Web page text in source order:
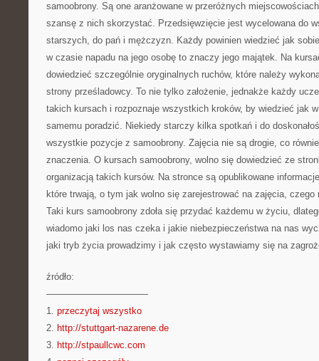
samoobrony. Są one aranżowane w przeróżnych
szansę z nich skorzystać. Przedsięwzięcie jest wycelowana do
starszych, do pań i mężczyzn. Każdy powinien wiedzieć jak
w czasie napadu na jego osobę to znaczy jego majątek. Na
dowiedzieć szczególnie oryginalnych ruchów, które należy
strony prześladowcy. To nie tylko założenie, jednakże każdy
takich kursach i rozpoznaje wszystkich kroków, by wiedzieć jak
samemu poradzić. Niekiedy starczy kilka spotkań i do
wszystkie pozycje z samoobrony. Zajęcia nie są drogie, co
znaczenia. O kursach samoobrony, wolno się dowiedzieć ze
organizacją takich kursów. Na stronce są opublikowane
które trwają, o tym jak wolno się zarejestrować na zajęcia,
Taki kurs samoobrony zdoła się przydać każdemu w życiu,
wiadomo jaki los nas czeka i jakie niebezpieczeństwa na nas
jaki tryb życia prowadzimy i jak często wystawiamy się na
źródło:
———————————
1. przeczytaj wszystko
2. http://stuttgart-nazarene.de
3. http://stpaullcwc.com